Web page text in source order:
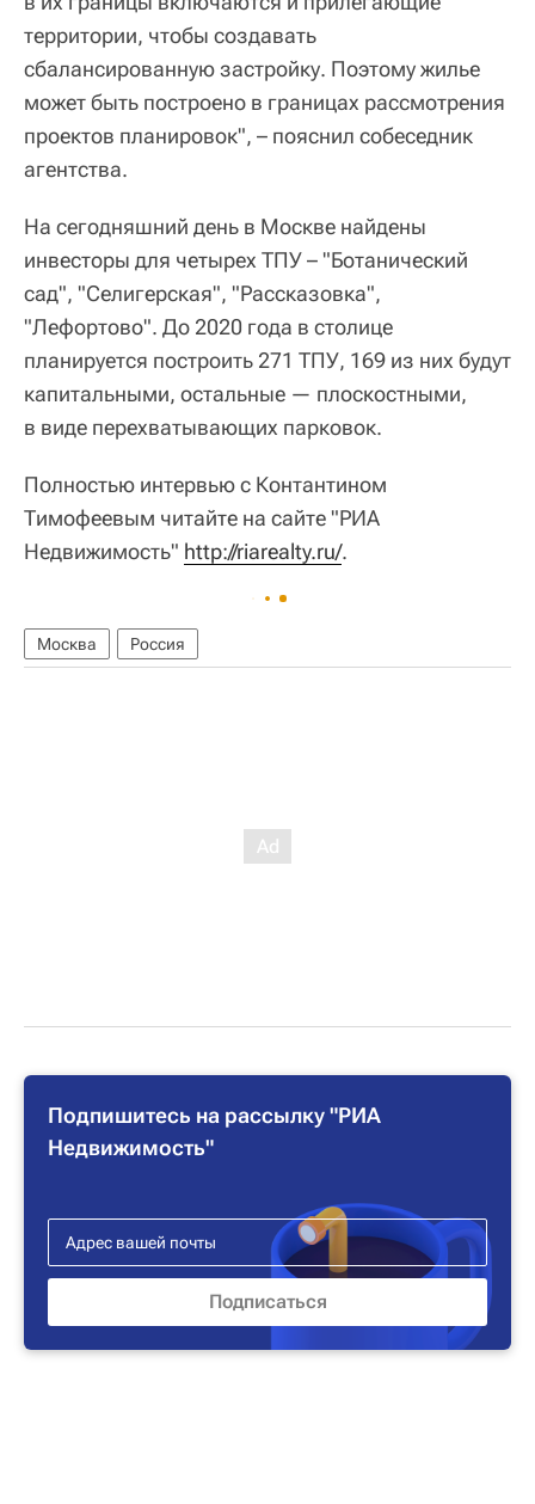
территории, чтобы создавать
сбалансированную застройку. Поэтому жилье
может быть построено в границах рассмотрения
проектов планировок", – пояснил собеседник
агентства.
На сегодняшний день в Москве найдены
инвесторы для четырех ТПУ – "Ботанический
сад", "Селигерская", "Рассказовка",
"Лефортово". До 2020 года в столице
планируется построить 271 ТПУ, 169 из них будут
капитальными, остальные — плоскостными,
в виде перехватывающих парковок.
Полностью интервью с Контантином
Тимофеевым читайте на сайте "РИА
Недвижимость" http://riarealty.ru/.
Москва Россия
Подпишитесь на рассылку "РИА
Недвижимость"